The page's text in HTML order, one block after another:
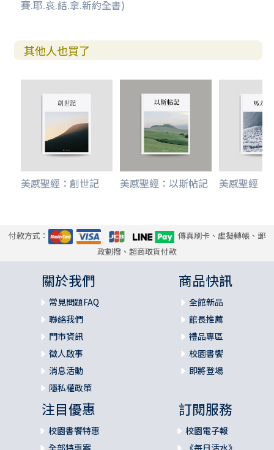
賽.耶.哀.結.拿.新約全書)
其他人也買了
美感聖經：創世記 美感聖經：以斯帖記 美感聖經：
付款方式：
傳真刷卡、虛擬轉帳、郵
政劃撥、超商取貨付款
關於我們
常見問題FAQ
聯絡我們
門市資訊
徵人啟事
消息活動
隱私權政策
商品快訊
全館新品
館長推薦
禮品專區
校園書饗
即將登場
注目優惠
校園書饗特惠
訂閱服務
校園電子報